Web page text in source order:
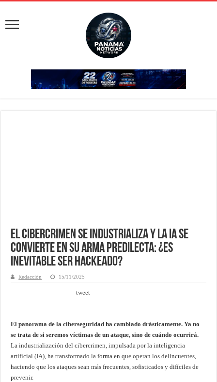
El cibercrimen se industrializa y la IA se
convierte en su arma predilecta: ¿Es
inevitable ser hackeado?
Redacción 15/11/2025
tweet
El panorama de la ciberseguridad ha cambiado drásticamente. Ya no
se trata de si seremos víctimas de un ataque, sino de cuándo ocurrirá.
La industrialización del cibercrimen, impulsada por la inteligencia
artificial (IA), ha transformado la forma en que operan los delincuentes,
haciendo que los ataques sean más frecuentes, sofisticados y difíciles de
prevenir.